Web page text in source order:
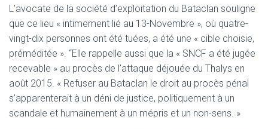
L’avocate de la société d’exploitation du Bataclan souligne
que ce lieu « intimement lié au 13-Novembre », où quatre-
vingt-dix personnes ont été tuées, a été une « cible choisie,
préméditée ». “Elle rappelle aussi que la « SNCF a été jugée
recevable » au procès de l’attaque déjouée du Thalys en
août 2015. « Refuser au Bataclan le droit au procès pénal
s’apparenterait à un déni de justice, politiquement à un
scandale et humainement à un mépris et un non-sens. »